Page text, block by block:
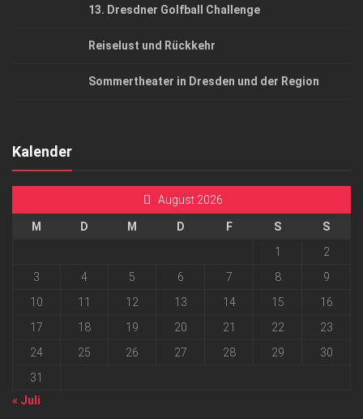
13. Dresdner Golfball Challenge
Reiselust und Rückkehr
Sommertheater in Dresden und der Region
Kalender
August 2026
M D M D F S
S
1
2
3
4 5 6 7 8
9
10
11 12 13 14 15
16
17
18 19 20 21 22
23
24
25 26 27 28 29
30
31
« Juli